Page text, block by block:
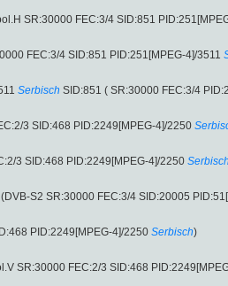
SR:30000 FEC:3/4 SID:851
FEC:3/4 SID:851 PID:251[MPEG-4]/3511
Serbisch SID:851 ( SR:30000 FEC:3/4
3 SID:468 PID:2249[MPEG-4]/2250
3 SID:468 PID:2249[MPEG-4]/2250 Serbisch
S2 SR:30000 FEC:3/4 SID:20005
PID:2249[MPEG-4]/2250 Serbisch)
SR:30000 FEC:2/3 SID:468